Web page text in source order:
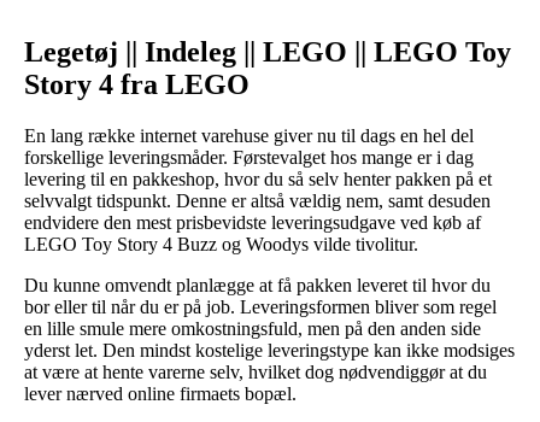
Legetøj || Indeleg || LEGO || LEGO Toy
Story 4 fra LEGO
En lang række internet varehuse giver nu til dags en hel del
forskellige leveringsmåder. Førstevalget hos mange er i dag
levering til en pakkeshop, hvor du så selv henter pakken på et
selvvalgt tidspunkt. Denne er altså vældig nem, samt desuden
endvidere den mest prisbevidste leveringsudgave ved køb af
LEGO Toy Story 4 Buzz og Woodys vilde tivolitur.
Du kunne omvendt planlægge at få pakken leveret til hvor du
bor eller til når du er på job. Leveringsformen bliver som regel
en lille smule mere omkostningsfuld, men på den anden side
yderst let. Den mindst kostelige leveringstype kan ikke modsiges
at være at hente varerne selv, hvilket dog nødvendiggør at du
lever nærved online firmaets bopæl.